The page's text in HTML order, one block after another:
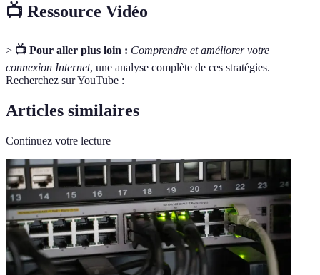
📺 Ressource Vidéo
> 📺 Pour aller plus loin : Comprendre et améliorer votre
connexion Internet, une analyse complète de ces stratégies.
Recherchez sur YouTube :
Articles similaires
Continuez votre lecture